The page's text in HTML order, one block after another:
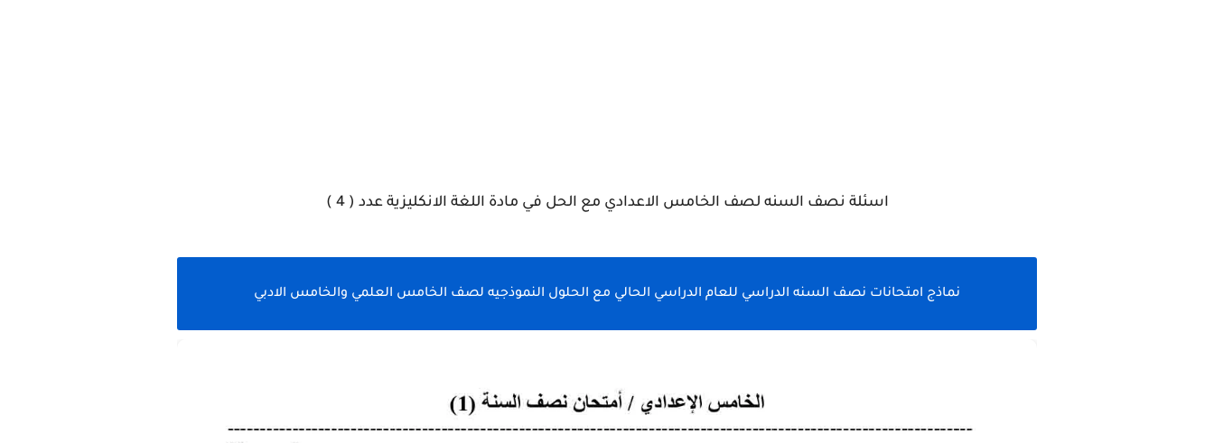
اسئلة نصف السنه لصف الخامس الاعدادي مع الحل في مادة اللغة الانكليزية عدد ( 4 )
نماذج امتحانات نصف السنه الدراسي للعام الدراسي الحالي مع الحلول النموذجيه لصف الخامس العلمي والخامس الادبي